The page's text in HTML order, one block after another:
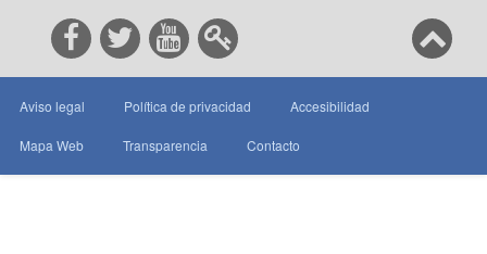
Aviso legal Política de privacidad Accesibilidad
Mapa Web Transparencia Contacto